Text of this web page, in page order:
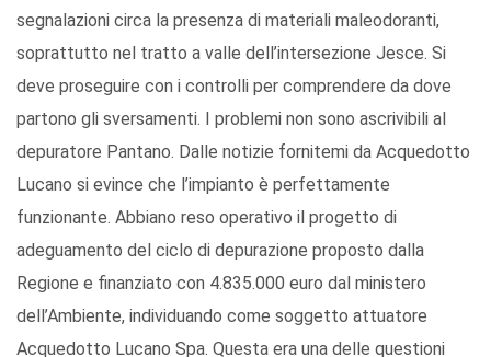
segnalazioni circa la presenza di materiali maleodoranti,
soprattutto nel tratto a valle dell’intersezione Jesce. Si
deve proseguire con i controlli per comprendere da dove
partono gli sversamenti. I problemi non sono ascrivibili al
depuratore Pantano. Dalle notizie fornitemi da Acquedotto
Lucano si evince che l’impianto è perfettamente
funzionante. Abbiano reso operativo il progetto di
adeguamento del ciclo di depurazione proposto dalla
Regione e finanziato con 4.835.000 euro dal ministero
dell’Ambiente, individuando come soggetto attuatore
Acquedotto Lucano Spa. Questa era una delle questioni